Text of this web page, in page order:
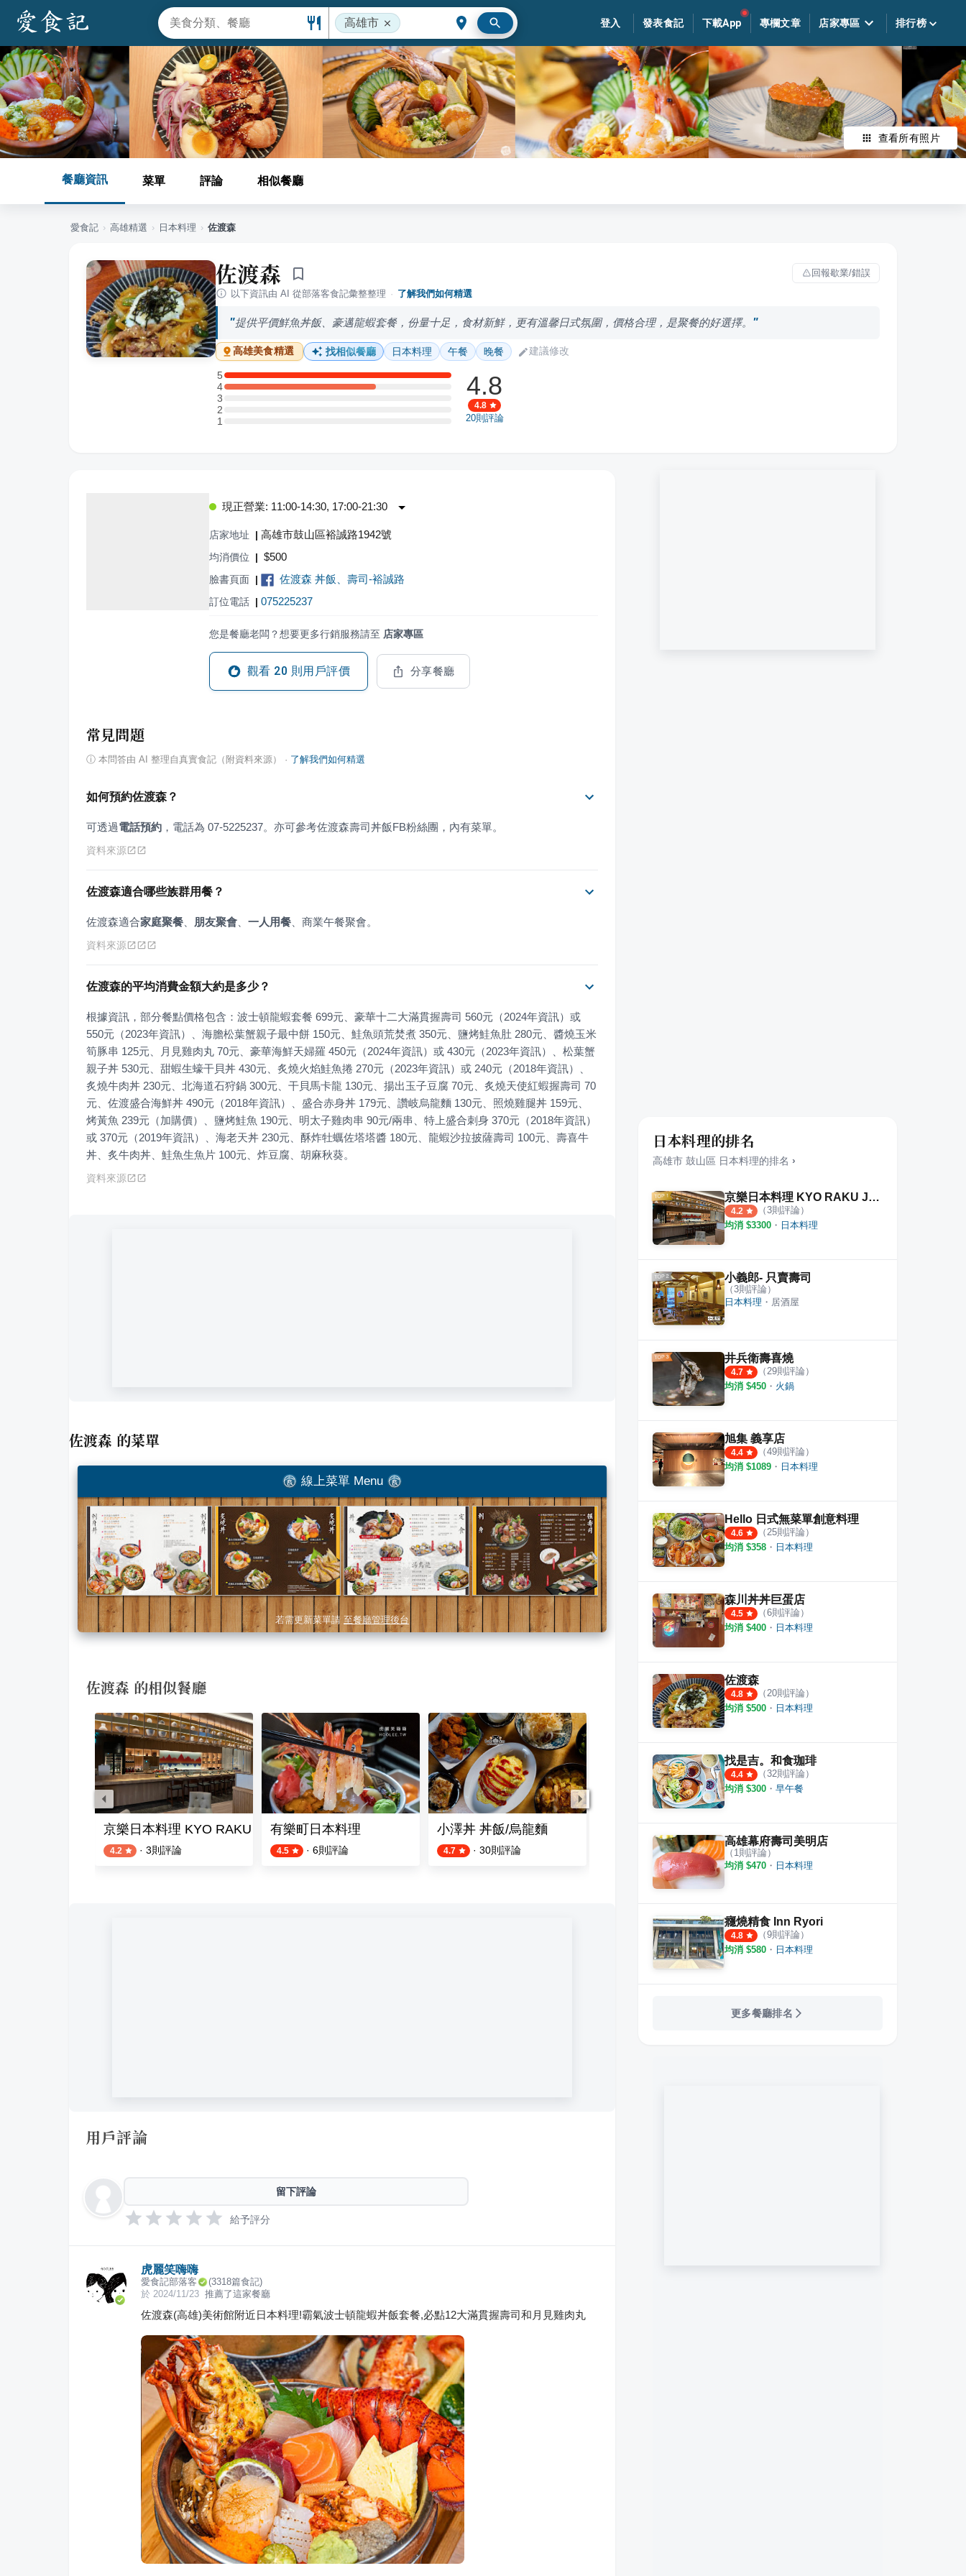
高雄市 登入 發表食記 下載App 專欄文章 店家專區 排行榜
查看所有照片
餐廳資訊 菜單 評論 相似餐廳
愛食記 › 高雄精選 › 日本料理 › 佐渡森
佐渡森
回報歇業/錯誤
以下資訊由 AI 從部落客食記彙整整理 · 了解我們如何精選
提供平價鮮魚丼飯、豪邁龍蝦套餐，份量十足，食材新鮮，更有溫馨日式氛圍，價格合理，是聚餐的好選擇。
高雄美食精選 找相似餐廳 日本料理 午餐 晚餐 建議修改
5
5 星：6 則評論
4
4 星：4 則評論
3
3 星：0 則評論
2
2 星：0 則評論
11 星：0 則評論
4.8
4.8
20則評論
現正營業: 11:00-14:30, 17:00-21:30
店家地址 | 高雄市鼓山區裕誠路1942號
均消價位 | $500
臉書頁面 | 佐渡森 丼飯、壽司-裕誠路
訂位電話 | 075225237
您是餐廳老闆？想要更多行銷服務請至 店家專區
觀看 20 則用戶評價 分享餐廳
常見問題
ⓘ 本問答由 AI 整理自真實食記（附資料來源） · 了解我們如何精選
如何預約佐渡森？
可透過電話預約 ，電話為 07-5225237。亦可參考佐渡森壽司丼飯FB粉絲團，內有菜單。
資料來源
佐渡森適合哪些族群用餐？
佐渡森適合家庭聚餐 朋友聚會 一人用餐 、商業午餐聚會。
資料來源
佐渡森的平均消費金額大約是多少？
根據資訊，部分餐點價格包含：波士頓龍蝦套餐 699元、豪華十二大滿貫握壽司 560元（2024年資訊）或
550元（2023年資訊）、海膽松葉蟹親子最中餅 150元、鮭魚頭荒焚煮 350元、鹽烤鮭魚肚 280元、醬燒玉米
筍豚串 125元、月見雞肉丸 70元、豪華海鮮天婦羅 450元（2024年資訊）或 430元（2023年資訊）、松葉蟹
親子丼 530元、甜蝦生蠔干貝丼 430元、炙燒火焰鮭魚捲 270元（2023年資訊）或 240元（2018年資訊）、
炙燒牛肉丼 230元、北海道石狩鍋 300元、干貝馬卡龍 130元、揚出玉子豆腐 70元、炙燒天使紅蝦握壽司 70
元、佐渡盛合海鮮丼 490元（2018年資訊）、盛合赤身丼 179元、讚岐烏龍麵 130元、照燒雞腿丼 159元、
烤黃魚 239元（加購價）、鹽烤鮭魚 190元、明太子雞肉串 90元/兩串、特上盛合刺身 370元（2018年資訊）
或 370元（2019年資訊）、海老天丼 230元、酥炸牡蠣佐塔塔醬 180元、龍蝦沙拉披薩壽司 100元、壽喜牛
丼、炙牛肉丼、鮭魚生魚片 100元、炸豆腐、胡麻秋葵。
資料來源
佐渡森 的菜單
線上菜單 Menu
若需更新菜單請 至餐廳管理後台
佐渡森 的相似餐廳
京樂日本料理 KYO RAKU JAPANESE CUISINE ＆ HOT POT
4.2 · 3則評論
有樂町日本料理
4.5 · 6則評論
小澤丼 丼飯/烏龍麵
4.7 · 30則評論 82則評論 ·10則評論
用戶評論
留下評論
給予評分
虎麗笑嗨嗨
愛食記部落客 (3318篇食記)
於 2024/11/23 推薦了這家餐廳
佐渡森(高雄)美術館附近日本料理!霸氣波士頓龍蝦丼飯套餐,必點12大滿貫握壽司和月見雞肉丸
日本料理的排名
高雄市 鼓山區 日本料理的排名 ›
京樂日本料理 KYO RAKU JAPANESE CUISINE ＆ HOT POT
4.2 （3則評論）
均消 $3300 ・ 日本料理
小義郎- 只賣壽司
（3則評論）
日本料理 ・ 居酒屋
井兵衛壽喜燒
4.7 （29則評論）
均消 $450 ・ 火鍋
旭集 義享店
4.4 （49則評論）
均消 $1089 ・ 日本料理
Hello 日式無菜單創意料理
4.6 （25則評論）
均消 $358 ・ 日本料理
森川丼丼巨蛋店
4.5 （6則評論）
均消 $400 ・ 日本料理
佐渡森
4.8 （20則評論）
均消 $500 ・ 日本料理
找是吉。和食珈琲
4.4 （32則評論）
均消 $300 ・ 早午餐
高雄幕府壽司美明店
（ 1 則評論）
均消 $470 ・ 日本料理
癮燒精食 Inn Ryori
4.8 （9則評論）
均消 $580 ・ 日本料理
更多餐廳排名